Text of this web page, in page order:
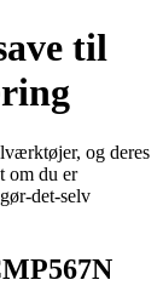
til
og deres
om du er
det-selv